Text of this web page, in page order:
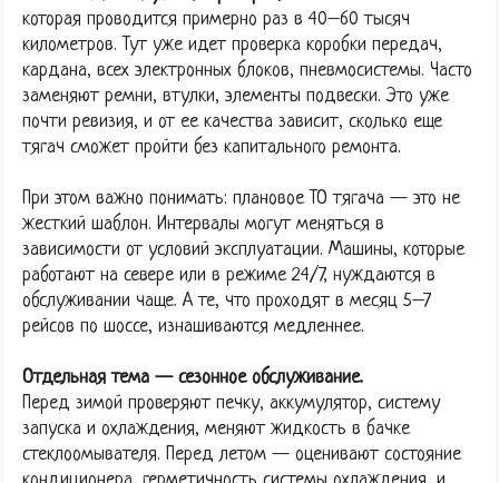
которая проводится примерно раз в 40–60 тысяч
километров. Тут уже идет проверка коробки передач,
кардана, всех электронных блоков, пневмосистемы. Часто
заменяют ремни, втулки, элементы подвески. Это уже
почти ревизия, и от ее качества зависит, сколько еще
тягач сможет пройти без капитального ремонта.
При этом важно понимать: плановое ТО тягача — это не
жесткий шаблон. Интервалы могут меняться в
зависимости от условий эксплуатации. Машины, которые
работают на севере или в режиме 24/7, нуждаются в
обслуживании чаще. А те, что проходят в месяц 5–7
рейсов по шоссе, изнашиваются медленнее.
Отдельная тема — сезонное обслуживание.
Перед зимой проверяют печку, аккумулятор, систему
запуска и охлаждения, меняют жидкость в бачке
стеклоомывателя. Перед летом — оценивают состояние